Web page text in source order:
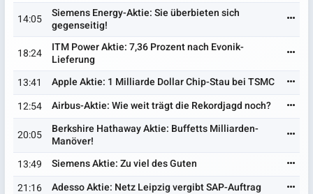
14:05
Siemens Energy-Aktie: Sie überbieten sich
gegenseitig!
18:24
ITM Power Aktie: 7,36 Prozent nach Evonik-
Lieferung
13:41
Apple Aktie: 1 Milliarde Dollar Chip-Stau bei TSMC
12:54
Airbus-Aktie: Wie weit trägt die Rekordjagd noch?
20:05
Berkshire Hathaway Aktie: Buffetts Milliarden-
Manöver!
13:49
Siemens Aktie: Zu viel des Guten
21:16
Adesso Aktie: Netz Leipzig vergibt SAP-Auftrag